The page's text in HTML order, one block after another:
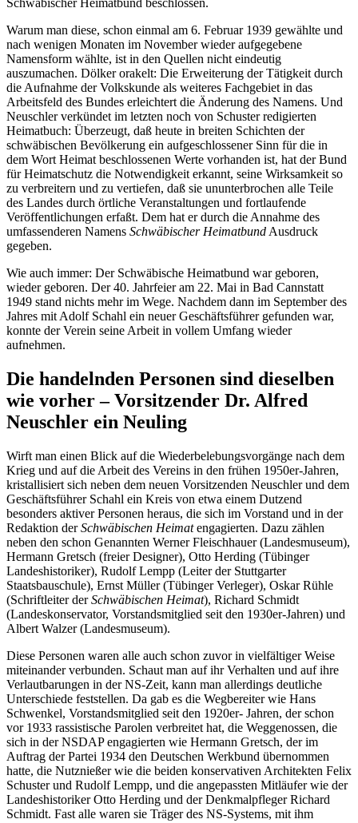
Schwäbischer Heimatbund beschlossen.
Warum man diese, schon einmal am 6. Februar 1939 gewählte und
nach wenigen Monaten im November wieder aufgegebene
Namensform wählte, ist in den Quellen nicht eindeutig
auszumachen. Dölker orakelt: Die Erweiterung der Tätigkeit durch
die Aufnahme der Volkskunde als weiteres Fachgebiet in das
Arbeitsfeld des Bundes erleichtert die Änderung des Namens. Und
Neuschler verkündet im letzten noch von Schuster redigierten
Heimatbuch: Überzeugt, daß heute in breiten Schichten der
schwäbischen Bevölkerung ein aufgeschlossener Sinn für die in
dem Wort Heimat beschlossenen Werte vorhanden ist, hat der Bund
für Heimatschutz die Notwendigkeit erkannt, seine Wirksamkeit so
zu verbreitern und zu vertiefen, daß sie ununterbrochen alle Teile
des Landes durch örtliche Veranstaltungen und fortlaufende
Veröffentlichungen erfaßt. Dem hat er durch die Annahme des
umfassenderen Namens Schwäbischer Heimatbund Ausdruck
gegeben.
Wie auch immer: Der Schwäbische Heimatbund war geboren,
wieder geboren. Der 40. Jahrfeier am 22. Mai in Bad Cannstatt
1949 stand nichts mehr im Wege. Nachdem dann im September des
Jahres mit Adolf Schahl ein neuer Geschäftsführer gefunden war,
konnte der Verein seine Arbeit in vollem Umfang wieder
aufnehmen.
Die handelnden Personen sind dieselben
wie vorher – Vorsitzender Dr. Alfred
Neuschler ein Neuling
Wirft man einen Blick auf die Wiederbelebungsvorgänge nach dem
Krieg und auf die Arbeit des Vereins in den frühen 1950er-Jahren,
kristallisiert sich neben dem neuen Vorsitzenden Neuschler und dem
Geschäftsführer Schahl ein Kreis von etwa einem Dutzend
besonders aktiver Personen heraus, die sich im Vorstand und in der
Redaktion derSchwäbischen Heimatengagierten. Dazu zählen
neben den schon Genannten Werner Fleischhauer (Landesmuseum),
Hermann Gretsch (freier Designer), Otto Herding (Tübinger
Landeshistoriker), Rudolf Lempp (Leiter der Stuttgarter
Staatsbauschule), Ernst Müller (Tübinger Verleger), Oskar Rühle
(Schriftleiter derSchwäbischen Heimat), Richard Schmidt
(Landeskonservator, Vorstandsmitglied seit den 1930er-Jahren) und
Albert Walzer (Landesmuseum).
Diese Personen waren alle auch schon zuvor in vielfältiger Weise
miteinander verbunden. Schaut man auf ihr Verhalten und auf ihre
Verlautbarungen in der NS-Zeit, kann man allerdings deutliche
Unterschiede feststellen. Da gab es die Wegbereiter wie Hans
Schwenkel, Vorstandsmitglied seit den 1920er- Jahren, der schon
vor 1933 rassistische Parolen verbreitet hat, die Weggenossen, die
sich in der NSDAP engagierten wie Hermann Gretsch, der im
Auftrag der Partei 1934 den Deutschen Werkbund übernommen
hatte, die Nutznießer wie die beiden konservativen Architekten Felix
Schuster und Rudolf Lempp, und die angepassten Mitläufer wie der
Landeshistoriker Otto Herding und der Denkmalpfleger Richard
Schmidt. Fast alle waren sie Träger des NS-Systems, mit ihm